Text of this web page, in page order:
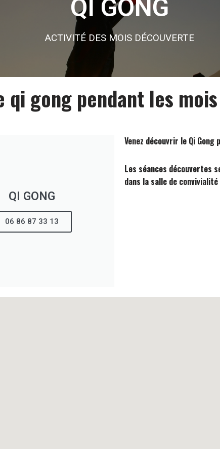
QI GONG
ACTIVITÉ DES MOIS DÉCOUVERTE
gong pendant les
QI GONG
06 86 87 33 13
Venez découvrir le Qi Gong
Les séances découvertes
dans la salle de convivialité